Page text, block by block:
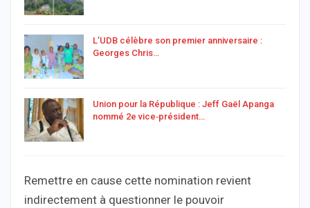
L’UDB célèbre son premier anniversaire :
Georges Chris…
Union pour la République : Jeff Gaël Apanga
nommé 2e vice‑président…
Remettre en cause cette nomination revient
indirectement à questionner le pouvoir